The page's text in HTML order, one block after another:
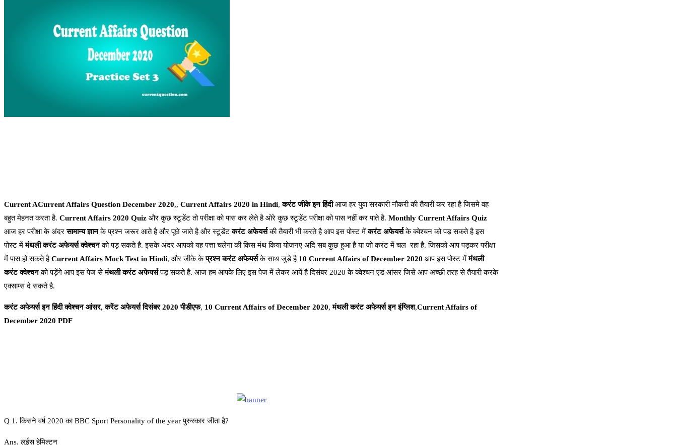
Current ACurrent Affairs Question December 2020,, Current Affairs 2020 in Hindi,करंट जीके इन हिंदीआज हर युवा सरकारी नौकरी की तैयारी कर रहा है जिसमे वह
बहुत मेहनत करता है. Current Affairs 2020 Quiz और कुछ स्टूडेंट तो परीक्षा को पास कर लेते है ओरे कुछ स्टूडेंट परीक्षा को पास नहीं कर पाते है. Monthly Current Affairs Quiz
आज हर परीक्षा के अंदरसामान्य ज्ञानके प्रश्न जरूर आते है और पूछे जाते है और स्टूडेंटकरंट अफेयर्सकी तैयारी भी करते है आप इस पोस्ट मेंकरंट अफेयर्सके क्वेश्चन को पड़ सकते है इस
पोस्ट मेंमंथली करंट अफेयर्स क्वेश्चनको पड़ सकते है. इसके अंदर आपको यह पत्ता चलेगा की किस मंथ किया योजनए अदि सब कुछ हुआ है या जो करंट में चल रहा है. जिसको आप पड़कर परीक्षा
में पास हो सकते हैCurrent Affairs Mock Test in Hindi, और जीके केप्रश्न करंट अफेयर्सके साथ जुड़े है 10 Current Affairs of December 2020 आप इस पोस्ट मेंमंथली
करंट क्वेश्चनको पड़ेंगे आप इस पेज सेमंथली करंट अफेयर्सपड़ सकते है. आज हम आपके लिए इस पेज में लेकर आयें है दिसंबर 2020 के क्वेश्चन एंड आंसर जिसे आप अच्छी तरह से तैयारी करके
एक्साम्स दे सकते है.
करंट अफेयर्स इन हिंदी क्वेश्चन आंसर, करेंट अफेयर्स दिसंबर 2020 पीडीएफ, 10 Current Affairs of December 2020,मंथली करंट अफेयर्स इन इंग्लिश,Current Affairs of
December 2020 PDF
Q 1. किसने वर्ष 2020 का BBC Sport Personality of the year पुरुस्कार जीता है?
Ans. लुईस हेमिल्टन